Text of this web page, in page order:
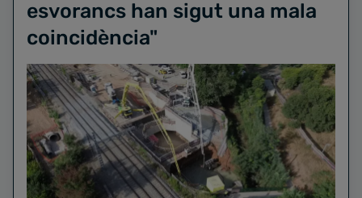
esvorancs han sigut una mala
coincidència"